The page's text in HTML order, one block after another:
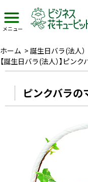
メニュー
ホーム >誕生日バラ(法人）
【誕生日バラ(法人）】ピン
ピンクバラの